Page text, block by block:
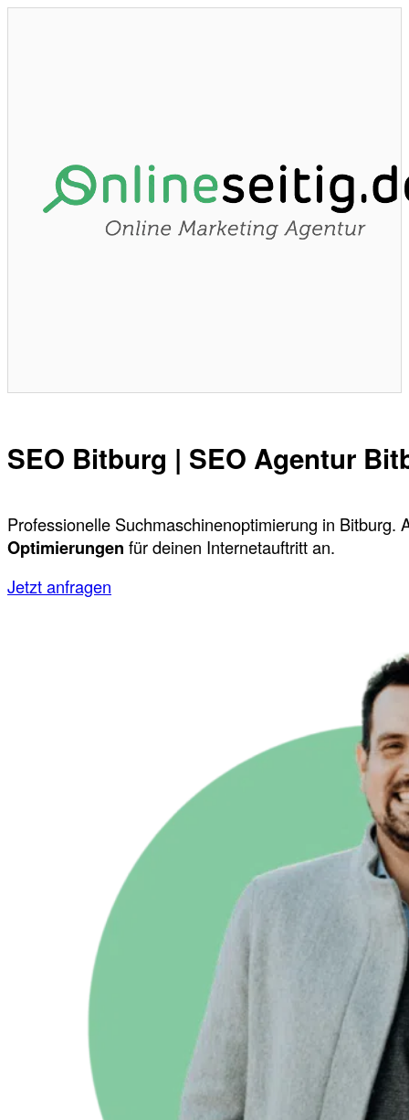
SEO Bitburg | SEO Agentur
Professionelle Suchmaschinenoptimierung in
Optimierungen für deinen Internetauftritt an.
Jetzt anfragen